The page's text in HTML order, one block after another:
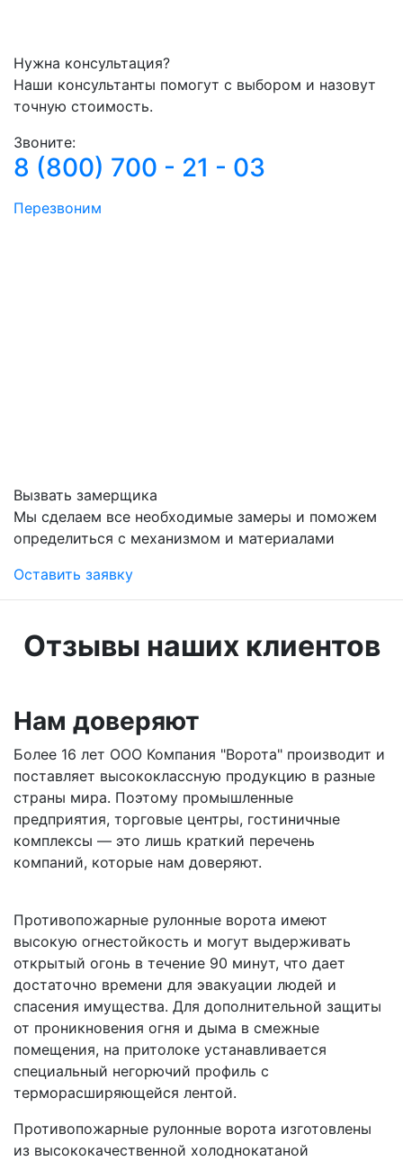
Нужна консультация?
Наши консультанты помогут с выбором и назовут
точную стоимость.
Звоните:
8 (800) 700 - 21 - 03
Перезвоним
Вызвать замерщика
Мы сделаем все необходимые замеры и поможем
определиться с механизмом и материалами
Оставить заявку
Отзывы наших клиентов
Нам доверяют
Более 16 лет ООО Компания "Ворота" производит и
поставляет высококлассную продукцию в разные
страны мира. Поэтому промышленные
предприятия, торговые центры, гостиничные
комплексы — это лишь краткий перечень
компаний, которые нам доверяют.
Противопожарные рулонные ворота имеют
высокую огнестойкость и могут выдерживать
открытый огонь в течение 90 минут, что дает
достаточно времени для эвакуации людей и
спасения имущества. Для дополнительной защиты
от проникновения огня и дыма в смежные
помещения, на притолоке устанавливается
специальный негорючий профиль с
терморасширяющейся лентой.
Противопожарные рулонные ворота изготовлены
из высококачественной холоднокатаной